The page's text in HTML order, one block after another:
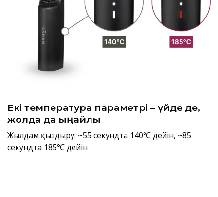
Екі температура параметрі – үйде де,
жолда да ыңғайлы
Жылдам қыздыру: ~55 секундта 140℃ дейін, ~85
секундта 185℃ дейін